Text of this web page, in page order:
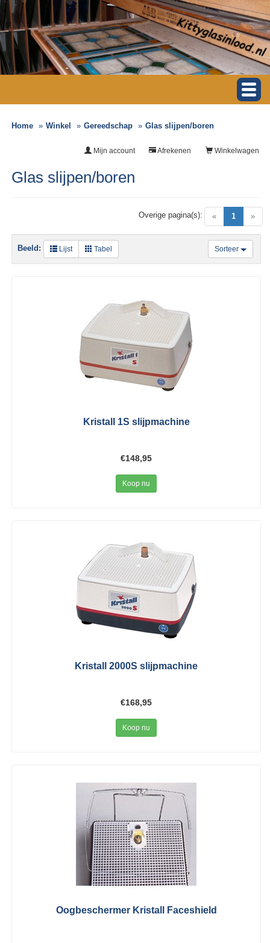
Home Winkel Gereedschap Glas slijpen/boren
Winkelwagen
Afrekenen
Mijn account
Glas slijpen/boren
« 1(current)
»
Overige pagina(s):
Sorteer
Beeld: Lijst Tabel
Kristall 1S slijpmachine
€148,95
Koop nu
Kristall 2000S slijpmachine
€168,95
Koop nu
Oogbeschermer Kristall Faceshield